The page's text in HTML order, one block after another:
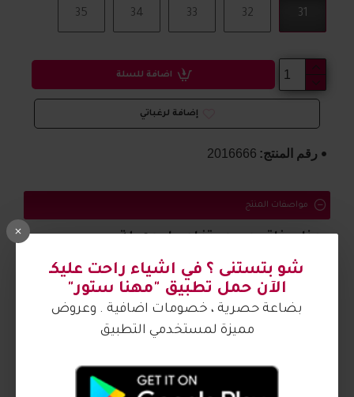
شو بتستنى ؟ في اشياء راحت عليكـ
الآن حمل تطبيق "مهنا ستور"
بضاعة حصرية ، خصومات اضافية . وعروض
مميزة لمستخدمي التطبيق
رقم المنتج: 2016666
31
32
33
34
35
اضافة للسلة
إضافة لرغباتي
مواصفات المنتج
حذاء بناتي مريح وتفاصيل جميلة
الصورة من تصوير مهنا ستور
كيف اشتري ؟